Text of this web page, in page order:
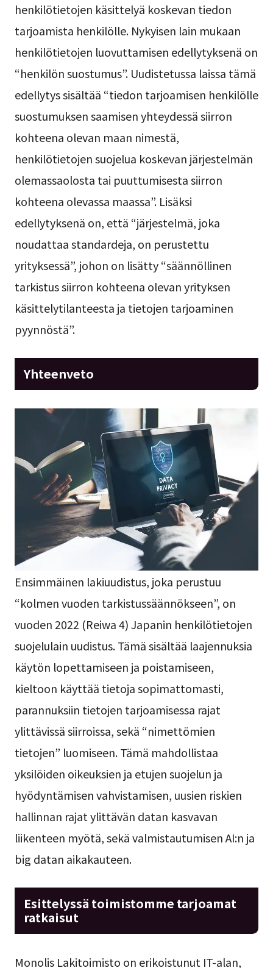
henkilötietojen käsittelyä koskevan tiedon
tarjoamista henkilölle. Nykyisen lain mukaan
henkilötietojen luovuttamisen edellytyksenä on
“henkilön suostumus”. Uudistetussa laissa tämä
edellytys sisältää “tiedon tarjoamisen henkilölle
suostumuksen saamisen yhteydessä siirron
kohteena olevan maan nimestä,
henkilötietojen suojelua koskevan järjestelmän
olemassaolosta tai puuttumisesta siirron
kohteena olevassa maassa”. Lisäksi
edellytyksenä on, että “järjestelmä, joka
noudattaa standardeja, on perustettu
yrityksessä”, johon on lisätty “säännöllinen
tarkistus siirron kohteena olevan yrityksen
käsittelytilanteesta ja tietojen tarjoaminen
pyynnöstä”.
Yhteenveto
Ensimmäinen lakiuudistus, joka perustuu
“kolmen vuoden tarkistussäännökseen”, on
vuoden 2022 (Reiwa 4) Japanin henkilötietojen
suojelulain uudistus. Tämä sisältää laajennuksia
käytön lopettamiseen ja poistamiseen,
kieltoon käyttää tietoja sopimattomasti,
parannuksiin tietojen tarjoamisessa rajat
ylittävissä siirroissa, sekä “nimettömien
tietojen” luomiseen. Tämä mahdollistaa
yksilöiden oikeuksien ja etujen suojelun ja
hyödyntämisen vahvistamisen, uusien riskien
hallinnan rajat ylittävän datan kasvavan
liikenteen myötä, sekä valmistautumisen AI:n ja
big datan aikakauteen.
Esittelyssä toimistomme tarjoamat
ratkaisut
Monolis Lakitoimisto on erikoistunut IT-alan,